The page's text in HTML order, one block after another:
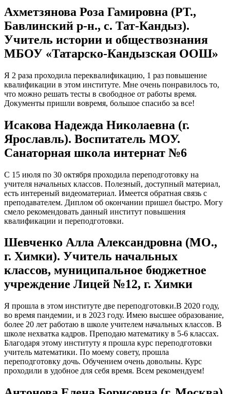
Ахметзянова Роза Гамировна (РТ.,
Бавлинский р-н., с. Тат-Кандыз).
Учитель истории и обществознания
МБОУ «Татарско-Кандызская ООШ»
Я 2 раза проходила переквалификацию, 1 раз повышение
квалификации в этом институте. Мне очень понравилось то,
что можно решать тесты в свободное от работы время.
Документы пришли вовремя, большое спасибо за все!
Исакова Надежда Николаевна (г.
Ярославль). Воспитатель МОУ.
Санаторная школа интернат №6
С 15 июля по 30 октября проходила переподготовку на
учителя начальных классов. Полезный, доступный материал,
есть интереный видеоматериал. Имеется обратная связь с
преподавателем. Диплом об окончании пришел быстро. Могу
смело рекомендовать данный институт повышения
квалификации и переподготовки.
Шевченко Алла Александровна (МО.,
г. Химки). Учитель начальных
классов, муниципальное бюджетное
учреждение Лицей №12, г. Химки
Я прошла в этом институте две переподготовки.В 2020 году,
во время пандемии, и в 2023 году. Имею высшее образование,
более 20 лет работаю в школе учителем начальных классов. В
школе нехватка кадров. Преподаю математику в 5-6 классах.
Благодаря этому институту я прошла курс переподготовки
учитель математики. По моему совету, прошла
переподготовку дочь. Обучением очень довольны. Курс
проходили в удобное для себя время. Всем рекомендуем!